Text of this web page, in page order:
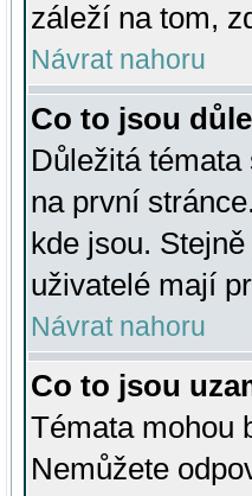
záleží na tom,
Návrat nahoru
Co to jsou
Důležitá
na první
kde jsou.
uživatelé mají
Návrat nahoru
Co to jsou
Témata mohou
Nemůžete